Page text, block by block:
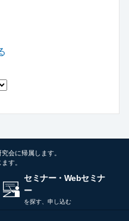
会に帰属します。
す。
セミナー・Webセミナ
ー
を探す、申し込む